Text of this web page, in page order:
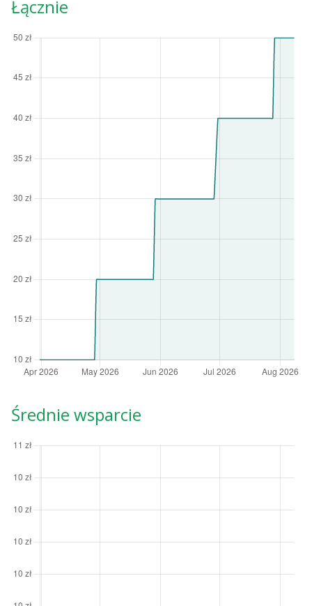
Łącznie
Średnie wsparcie